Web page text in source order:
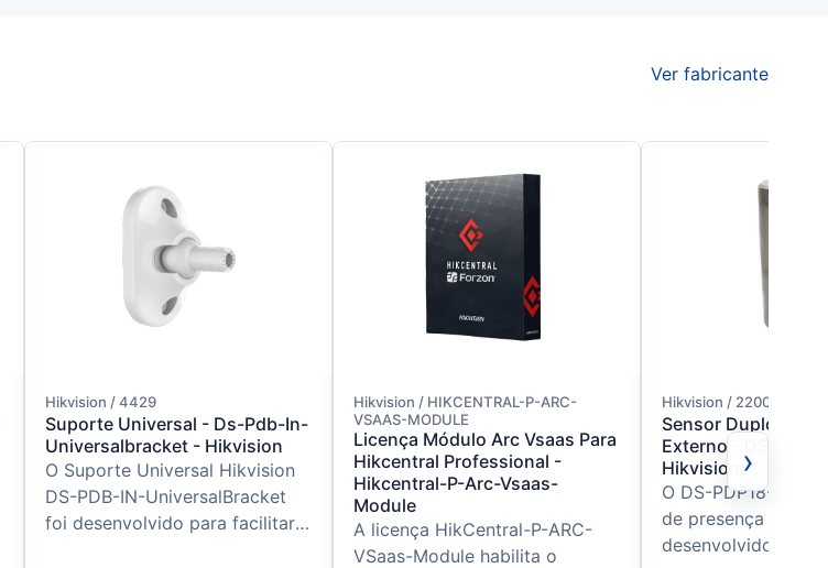
Ver fabricante
Hikvision / 4429
Suporte Universal - Ds-Pdb-In-
Universalbracket - Hikvision
O Suporte Universal Hikvision
DS-PDB-IN-UniversalBracket
foi desenvolvido para facilitar a
Hikvision / HIKCENTRAL-P-ARC-
VSAAS-MODULE
Licença Módulo Arc Vsaas Para
Hikcentral Professional -
Hikcentral-P-Arc-Vsaas-
Module
A licença HikCentral-P-ARC-
VSaas-Module habilita o
Hikvision / 22002
Sensor Duplo Pir
Externo - DS-
Hikvision
O DS-PDP18-HM é
de presença duplo
desenvolvido pela
›